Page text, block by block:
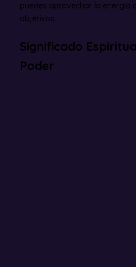
puedes aprovechar la energía
objetivos.
Significado
Poder